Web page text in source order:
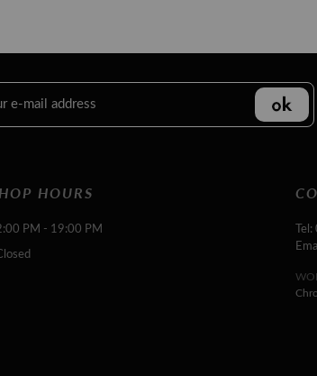
HOURS
PM - 19:00 PM